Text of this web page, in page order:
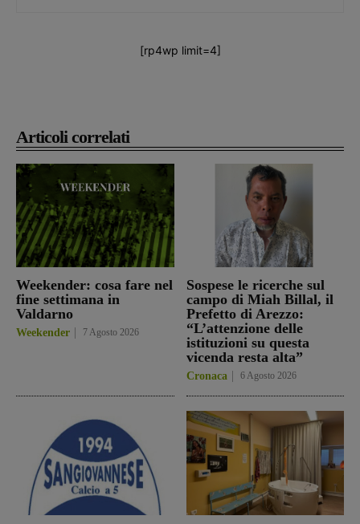
Articoli correlati
Weekender: cosa fare nel
fine settimana in
Valdarno
Weekender 7 Agosto 2026
Sospese le ricerche sul
campo di Miah Billal, il
Prefetto di Arezzo:
“L’attenzione delle
istituzioni su questa
vicenda resta alta”
Cronaca 6 Agosto 2026
[rp4wp limit=4]